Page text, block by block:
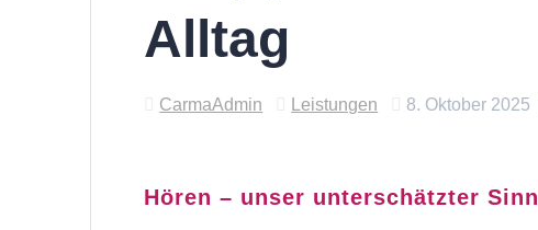
Alltag
CarmaAdmin Leistungen 8. Oktober 2025
Hören – unser unterschätzter Sinn